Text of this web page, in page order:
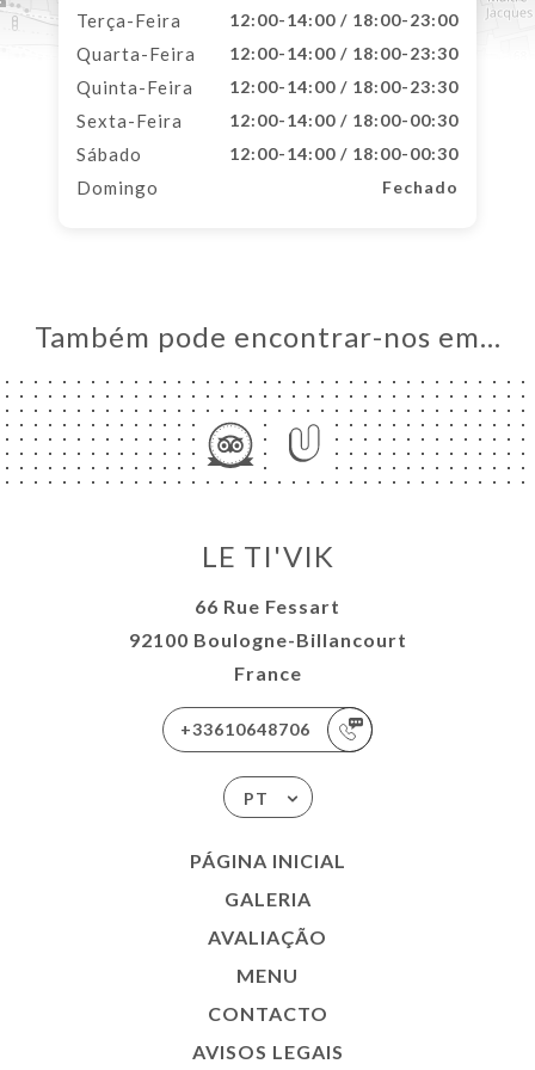
Terça-Feira 12:00-14:00 / 18:00-23:00
Quarta-Feira 12:00-14:00 / 18:00-23:30
Quinta-Feira 12:00-14:00 / 18:00-23:30
Sexta-Feira 12:00-14:00 / 18:00-00:30
Sábado 12:00-14:00 / 18:00-00:30
Domingo Fechado
Também pode encontrar-nos em…
LE TI'VIK
66 Rue Fessart
92100 Boulogne-Billancourt
France
+33610648706
PT
PÁGINA INICIAL
GALERIA
AVALIAÇÃO
MENU
CONTACTO
AVISOS LEGAIS